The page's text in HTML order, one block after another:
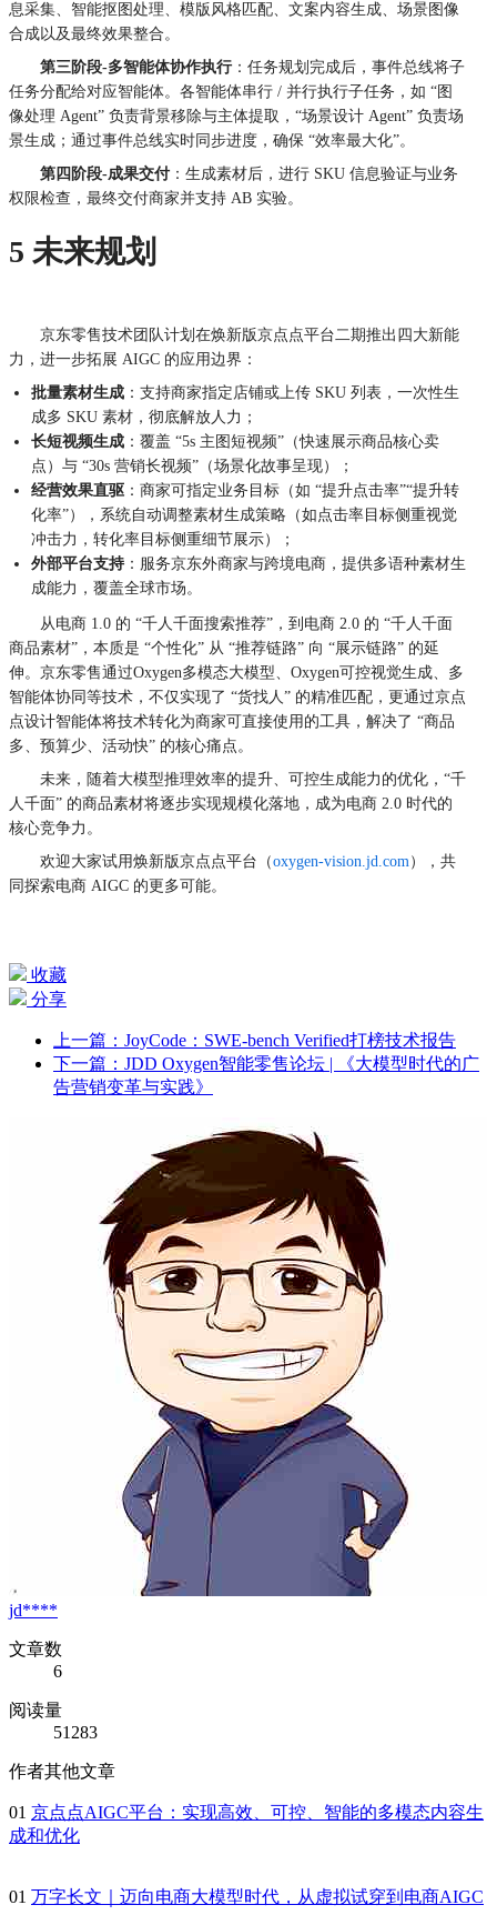
息采集、智能抠图处理、模版风格匹配、文案内容生成、场景图像
合成以及最终效果整合。
第三阶段-多智能体协作执行： 任务规划完成后，事件总线将子
任务分配给对应智能体。 各智能体串行 / 并行执行子任务，如 “图
像处理 Agent” 负责背景移除与主体提取，“场景设计 Agent” 负责场
景生成； 通过事件总线实时同步进度，确保 “效率最大化”。
第四阶段-成果交付：生成素材后，进行 SKU 信息验证与业务
权限检查，最终交付商家并支持 AB 实验。
5 未来规划
京东零售技术团队计划在焕新版京点点平台二期推出四大新能
力，进一步拓展 AIGC 的应用边界：
批量素材生成 ：支持商家指定店铺或上传 SKU 列表，一次性生
成多 SKU 素材，彻底解放人力；
长短视频生成 ：覆盖 “5s 主图短视频”（快速展示商品核心卖
点）与 “30s 营销长视频”（场景化故事呈现）；
经营效果直驱 ：商家可指定业务目标（如 “提升点击率”“提升转
化率”），系统自动调整素材生成策略（如点击率目标侧重视觉
冲击力，转化率目标侧重细节展示）；
外部平台支持 ：服务京东外商家与跨境电商，提供多语种素材生
成能力，覆盖全球市场。
从电商 1.0 的 “千人千面搜索推荐”，到电商 2.0 的 “千人千面
商品素材”，本质是 “个性化” 从 “推荐链路” 向 “展示链路” 的延
伸。京东零售通过Oxygen多模态大模型、Oxygen可控视觉生成、多
智能体协同等技术，不仅实现了 “货找人” 的精准匹配，更通过京点
点设计智能体将技术转化为商家可直接使用的工具，解决了 “商品
多、预算少、活动快” 的核心痛点。
未来，随着大模型推理效率的提升、可控生成能力的优化，“千
人千面” 的商品素材将逐步实现规模化落地，成为电商 2.0 时代的
核心竞争力。
欢迎大家试用焕新版京点点平台（oxygen-vision.jd.com），共
同探索电商 AIGC 的更多可能。
收藏
分享
上一篇：JoyCode：SWE-bench Verified打榜技术报告
下一篇：JDD Oxygen智能零售论坛 | 《大模型时代的广
告营销变革与实践》
jd****
文章数
6
阅读量
51283
作者其他文章
01 京点点AIGC平台：实现高效、可控、智能的多模态内容生
成和优化
01 万字长文｜迈向电商大模型时代，从虚拟试穿到电商AIGC